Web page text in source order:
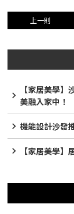
上一則
【家居美學
美融入家中！
機能設計沙發
【家居美學